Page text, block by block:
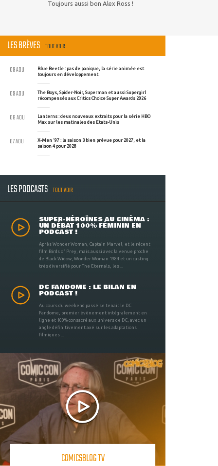
Toujours aussi bon Alex Ross !
LES BRÈVES TOUT VOIR
Blue Beetle : pas de panique, la série animée est
toujours en développement.
09 AOU
The Boys, Spider-Noir, Superman et aussi Supergirl
récompensés aux Critics Choice Super Awards 2026
09 AOU
Lanterns : deux nouveaux extraits pour la série HBO
Max sur les matinales des Etats-Unis
08 AOU
X-Men '97 : la saison 3 bien prévue pour 2027, et la
saison 4 pour 2028
07 AOU
LES PODCASTS TOUT VOIR
SUPER-HÉROÏNES AU CINÉMA :
UN DÉBAT 100% FÉMININ EN
PODCAST !
Après Wonder Woman, Captain Marvel, et le récent
film Birds of Prey, mais aussi avec la venue proche
de Black Widow, Wonder Woman 1984 et un casting
très diversifié pour The Eternals, les ...
DC FANDOME : LE BILAN EN
PODCAST !
Au cours du weekend passé se tenait le DC
Fandome, premier évènement intégralement en
ligne et 100% consacré aux univers de DC, avec un
angle définitivement axé sur les adaptations
filmiques ...
COMICSBLOG TV